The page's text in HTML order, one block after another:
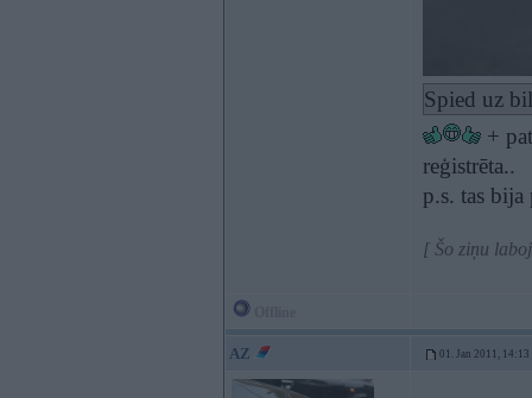
Spied uz
+
reģistrēta..
p.s. tas bija
[ Šo ziņu
AZ 01. Jan 2011, 14:13